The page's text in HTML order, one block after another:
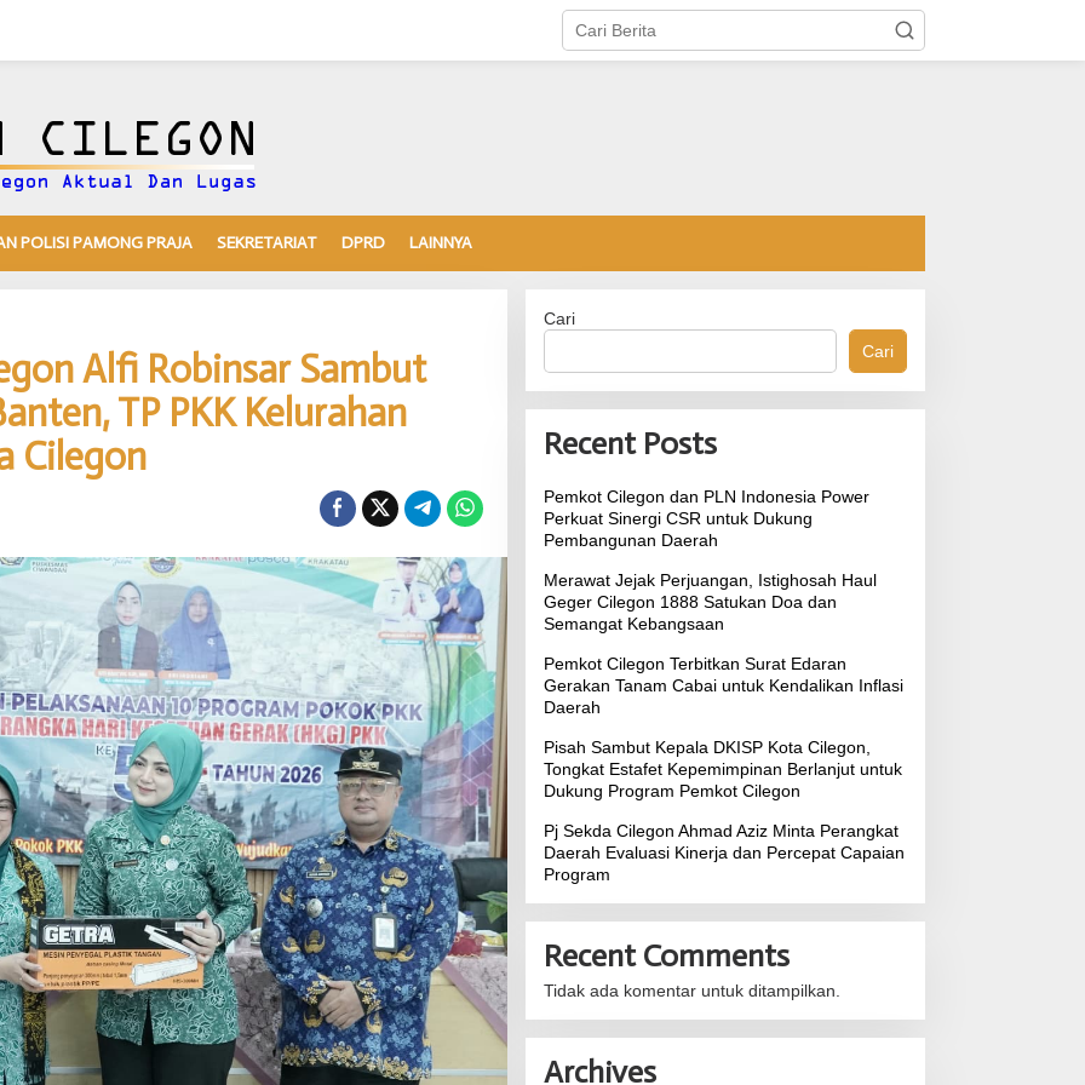
POLISI PAMONG PRAJA SEKRETARIAT DPRD LAINNYA
Alfi Robinsar Sambut
TP PKK Kelurahan
Cilegon
Cari
Cari
Recent Posts
Pemkot Cilegon dan PLN Indonesia Power
Perkuat Sinergi CSR untuk Dukung
Pembangunan Daerah
Merawat Jejak Perjuangan, Istighosah Haul
Geger Cilegon 1888 Satukan Doa dan
Semangat Kebangsaan
Pemkot Cilegon Terbitkan Surat Edaran
Gerakan Tanam Cabai untuk Kendalikan Inflasi
Daerah
Pisah Sambut Kepala DKISP Kota Cilegon,
Tongkat Estafet Kepemimpinan Berlanjut untuk
Dukung Program Pemkot Cilegon
Pj Sekda Cilegon Ahmad Aziz Minta Perangkat
Daerah Evaluasi Kinerja dan Percepat Capaian
Program
Recent Comments
Tidak ada komentar untuk ditampilkan.
Archives